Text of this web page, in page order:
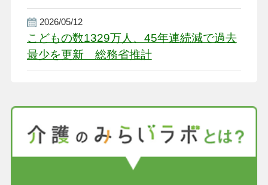
盤整備を促す
2026/05/12
こどもの数1329万人、45年連続減で過去
最少を更新 総務省推計